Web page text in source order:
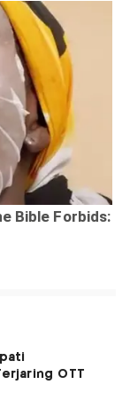
OTT